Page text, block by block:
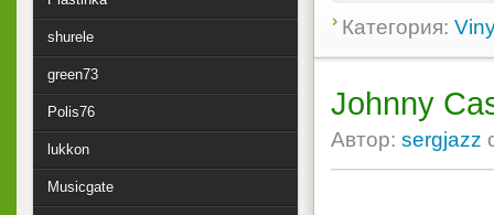
Категория:
Johnny
Автор: sergjazz
shurele
green73
Polis76
lukkon
Musicgate